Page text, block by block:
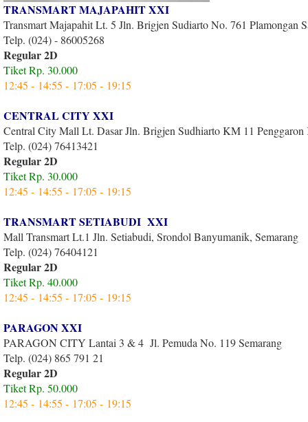
TRANSMART MAJAPAHIT XXI
Transmart Majapahit Lt. 5 Jln. Brigjen Sudiarto No. 761 Plamongan
Telp. (024) - 86005268
Regular 2D
Tiket Rp. 30.000
12:45 - 14:55 - 17:05 - 19:15
CENTRAL CITY XXI
Central City Mall Lt. Dasar Jln. Brigjen Sudhiarto KM 11 Penggaron
Telp. (024) 76413421
Regular 2D
Tiket Rp. 30.000
12:45 - 14:55 - 17:05 - 19:15
TRANSMART SETIABUDI XXI
Mall Transmart Lt.1 Jln. Setiabudi, Srondol Banyumanik, Semarang
Telp. (024) 76404121
Regular 2D
Tiket Rp. 40.000
12:45 - 14:55 - 17:05 - 19:15
PARAGON XXI
PARAGON CITY Lantai 3 & 4 Jl. Pemuda No. 119 Semarang
Telp. (024) 865 791 21
Regular 2D
Tiket Rp. 50.000
12:45 - 14:55 - 17:05 - 19:15